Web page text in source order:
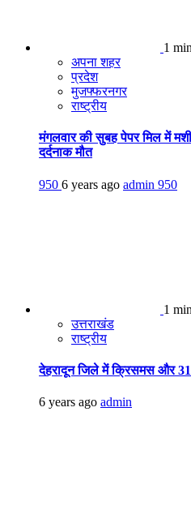
1
अपना शहर
प्रदेश
मुजफ्फरनगर
राष्ट्रीय
मंगलवार की सुबह पेपर मिल में
दर्दनाक मौत
950 6 years ago admin 950
1
उत्तराखंड
राष्ट्रीय
देहरादून जिले में क्रिसमस और 31
6 years ago admin